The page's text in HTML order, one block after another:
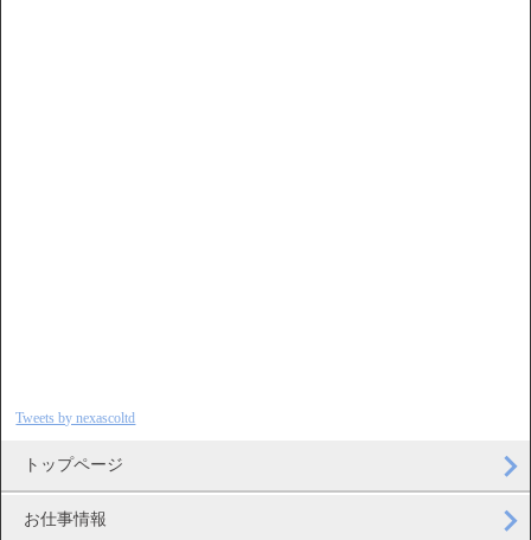
Tweets by nexascoltd
トップページ
お仕事情報